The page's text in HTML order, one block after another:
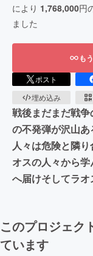
により 1,768,000円
ました
も
ポスト
埋め込み
戦後まだまだ戦
の不発弾が沢山
人々は危険と隣
オスの人々から
へ届けそしてラオ
このプロジェク
ています